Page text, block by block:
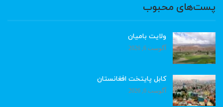
پست‌های محبوب
ولایت بامیان
آگوست 6, 2026
کابل پایتخت افغانستان
آگوست 6, 2026